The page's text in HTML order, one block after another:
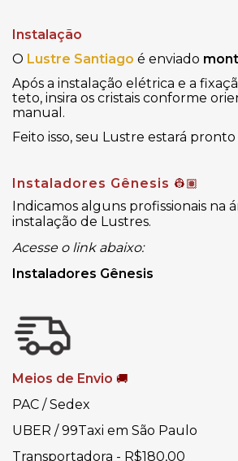
Instalação
O Lustre Santiago é enviado
Após a instalação elétrica e a
teto, insira os cristais conforme
manual.
Feito isso, seu Lustre estará pronto
Instaladores Gênesis 👷🏽
Indicamos alguns profissionais na
instalação de Lustres.
Acesse o link abaixo:
Instaladores Gênesis
Meios de Envio 🚚
PAC / Sedex
UBER / 99Taxi em São Paulo
Transportadora - R$180,00